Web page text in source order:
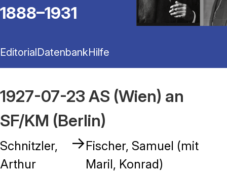
1888–1931
EditorialDatenbankHilfe
1927-07-23 AS (Wien) an
SF/KM (Berlin)
Schnitzler,
Arthur
→Fischer, Samuel (mit
Maril, Konrad)